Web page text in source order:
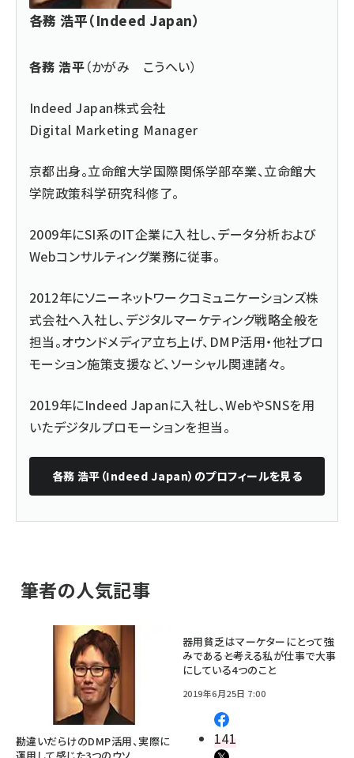
各務 浩平（Indeed Japan）
各務 浩平（かがみ こうへい）
Indeed Japan株式会社
Digital Marketing Manager
京都出身。立命館大学国際関係学部卒業、立命館大
学院政策科学研究科修了。
2009年にSI系のIT企業に入社し、データ分析および
Webコンサルティング業務に従事。
2012年にソニーネットワークコミュニケーションズ株
式会社へ入社し、デジタルマーケティング戦略全般を
担当。オウンドメディア立ち上げ、DMP活用・他社プロ
モーション施策支援など、ソーシャル関連諸々。
2019年にIndeed Japanに入社し、WebやSNSを用
いたデジタルプロモーションを担当。
各務 浩平（Indeed Japan） のプロフィールを見る
筆者の人気記事
勘違いだらけのDMP活用、実際に
運用して感じた3つのウソ
器用貧乏はマーケターにとって強
みである――と考える私が仕事で大事
にしている4つのこと
2019年6月25日 7:00
141